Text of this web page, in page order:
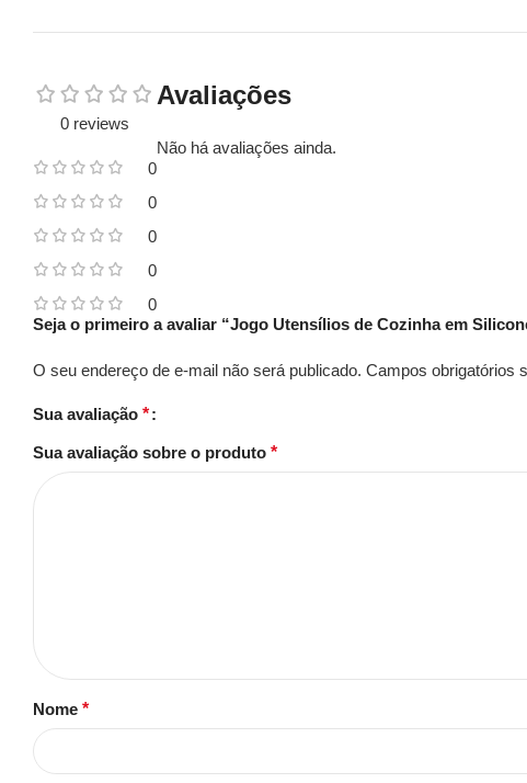
0 reviews
0
0
0
0
0
Avaliações
Não há avaliações ainda.
Seja o primeiro a avaliar “Jogo Utensílios de Cozinha em
O seu endereço de e-mail não será publicado. Campos obrigatórios
Sua avaliação *
Sua avaliação sobre o produto *
Nome *